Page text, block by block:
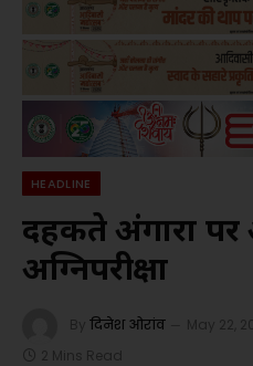
HEADLINE
दहकते अंगारों
अग्निपरीक्षा
By दिनेश ओरांव May 22,
2 Mins Read